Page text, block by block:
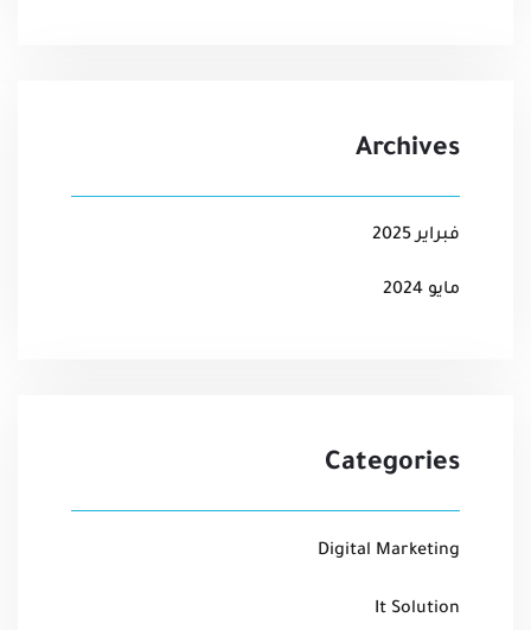
Archives
فبراير 2025
مايو 2024
Categories
Digital Marketing
It Solution